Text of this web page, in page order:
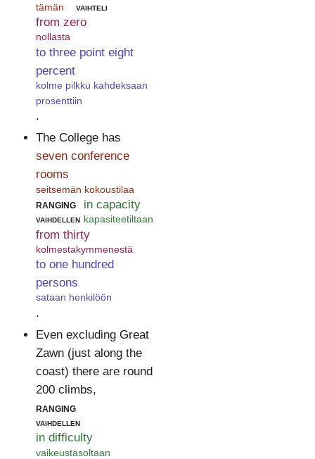
tämän vaihteli
from zero
nollasta
to three point eight
percent
kolme pilkku kahdeksaan
prosenttiin
.
The College has
seven conference
rooms
seitsemän kokoustilaa
ranging
vaihdellen
in capacity
kapasiteetiltaan
from thirty
kolmestakymmenestä
to one hundred
persons
sataan henkilöön
.
Even excluding Great
Zawn (just along the
coast) there are round
200 climbs,
ranging
vaihdellen
in difficulty
vaikeustasoltaan